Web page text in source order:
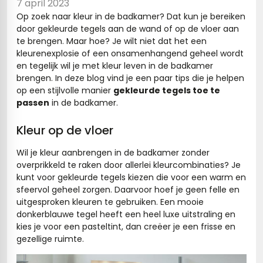
7 april 2023
Op zoek naar kleur in de badkamer? Dat kun je bereiken
door gekleurde tegels aan de wand of op de vloer aan
te brengen. Maar hoe? Je wilt niet dat het een
kleurenexplosie of een onsamenhangend geheel wordt
en tegelijk wil je met kleur leven in de badkamer
brengen. In deze blog vind je een paar tips die je helpen
op een stijlvolle manier gekleurde tegels toe te
passen in de badkamer.
Kleur op de vloer
Wil je kleur aanbrengen in de badkamer zonder
overprikkeld te raken door allerlei kleurcombinaties? Je
kunt voor gekleurde tegels kiezen die voor een warm en
sfeervol geheel zorgen. Daarvoor hoef je geen felle en
uitgesproken kleuren te gebruiken. Een mooie
donkerblauwe tegel heeft een heel luxe uitstraling en
kies je voor een pasteltint, dan creëer je een frisse en
gezellige ruimte.
(kloostertegels)
tegels
wandtegels
betonlook
marmerlook